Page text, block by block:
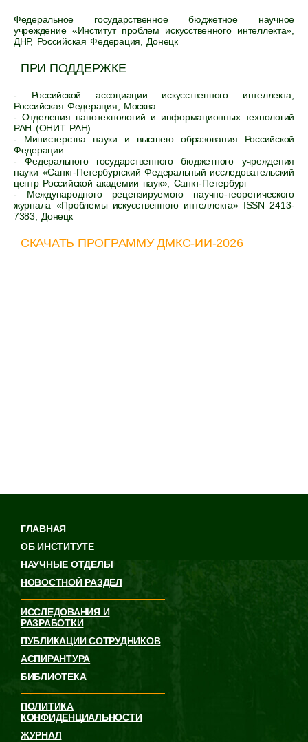
Федеральное государственное бюджетное научное
учреждение «Институт проблем искусственного интеллекта»,
ДНР, Российская Федерация, Донецк
ПРИ ПОДДЕРЖКЕ
- Российской ассоциации искусственного интеллекта,
Российская Федерация, Москва
- Отделения нанотехнологий и информационных технологий
РАН (ОНИТ РАН)
- Министерства науки и высшего образования Российской
Федерации
- Федерального государственного бюджетного учреждения
науки «Санкт-Петербургский Федеральный исследовательский
центр Российской академии наук», Санкт-Петербург
- Международного рецензируемого научно-теоретического
журнала «Проблемы искусственного интеллекта» ISSN 2413-
7383, Донецк
СКАЧАТЬ ПРОГРАММУ ДМКС-ИИ-2026
ГЛАВНАЯ
ОБ ИНСТИТУТЕ
НАУЧНЫЕ ОТДЕЛЫ
НОВОСТНОЙ РАЗДЕЛ
ИССЛЕДОВАНИЯ И
РАЗРАБОТКИ
ПУБЛИКАЦИИ СОТРУДНИКОВ
АСПИРАНТУРА
БИБЛИОТЕКА
ПОЛИТИКА
КОНФИДЕНЦИАЛЬНОСТИ
ЖУРНАЛ